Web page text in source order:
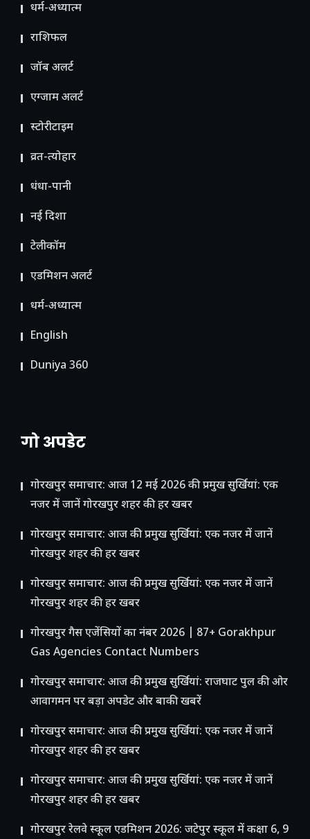
धर्म-अध्यात्म
राशिफल
जॉब अलर्ट
एग्जाम अलर्ट
स्टोरीटाइम
व्रत-त्योहार
धंधा-पानी
नई दिशा
टेलीकॉम
ए​डमिशन अलर्ट
धर्म-अध्यात्म
English
Duniya 360
गो अपडेट
गोरखपुर समाचार: आज 12 मई 2026 की प्रमुख सुर्खियां: एक
नजर में जानें गोरखपुर शहर की हर खबर
गोरखपुर समाचार: आज की प्रमुख सुर्खियां: एक नजर में जानें
गोरखपुर शहर की हर खबर
गोरखपुर समाचार: आज की प्रमुख सुर्खियां: एक नजर में जानें
गोरखपुर शहर की हर खबर
गोरखपुर गैस एजेंसियों का नंबर 2026 | 87+ Gorakhpur
Gas Agencies Contact Numbers
गोरखपुर समाचार: आज की प्रमुख सुर्खियां: राजघाट पुल की ओर
आवागमन पर बड़ा अपडेट और बाकी खबरें
गोरखपुर समाचार: आज की प्रमुख सुर्खियां: एक नजर में जानें
गोरखपुर शहर की हर खबर
गोरखपुर समाचार: आज की प्रमुख सुर्खियां: एक नजर में जानें
गोरखपुर शहर की हर खबर
गोरखपुर रेलवे स्कूल एडमिशन 2026: जटेपुर स्कूल में कक्षा 6, 9